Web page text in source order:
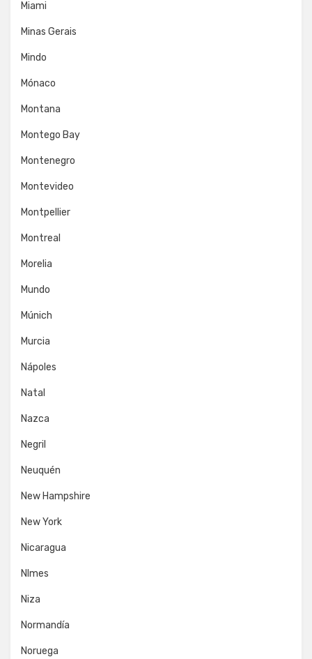
Miami
Minas Gerais
Mindo
Mónaco
Montana
Montego Bay
Montenegro
Montevideo
Montpellier
Montreal
Morelia
Mundo
Múnich
Murcia
Nápoles
Natal
Nazca
Negril
Neuquén
New Hampshire
New York
Nicaragua
NImes
Niza
Normandía
Noruega